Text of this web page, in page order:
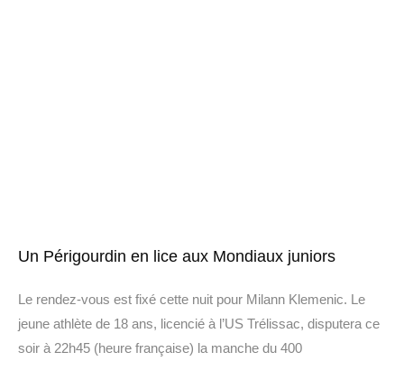
Un Périgourdin en lice aux Mondiaux juniors
Le rendez-vous est fixé cette nuit pour Milann Klemenic. Le
jeune athlète de 18 ans, licencié à l’US Trélissac, disputera ce
soir à 22h45 (heure française) la manche du 400